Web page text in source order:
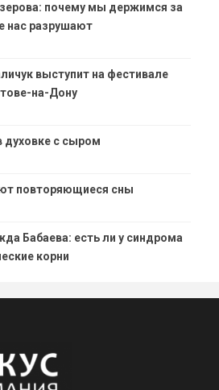
почему мы держимся за
нас разрушают
выступит на фестивале
на-Дону
духовке с сыром
повторяющиеся сны
Бабаева: есть ли у синдрома
корни